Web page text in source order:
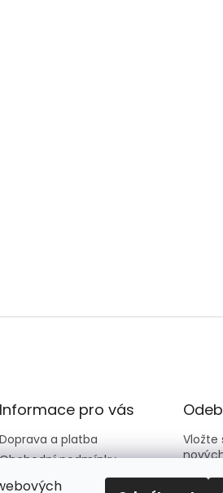
Informace pro vás
Doprava a platba
podmínky
Kontakty